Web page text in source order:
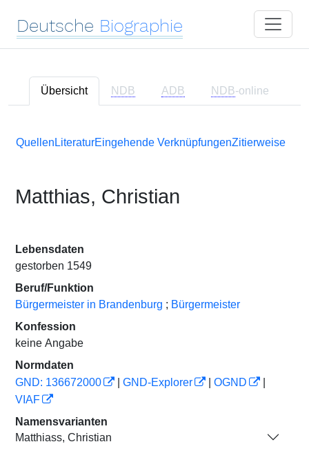
Deutsche Biographie
Übersicht NDB ADB NDB-online
Quellen LiteraturEingehende VerknüpfungenZitierweise
Matthias, Christian
Lebensdaten
gestorben 1549
Beruf/Funktion
Bürgermeister in Brandenburg ; Bürgermeister
Konfession
keine Angabe
Normdaten
GND: 136672000
GND-Explorer OGND
VIAF
Namensvarianten
Matthiass, Christian